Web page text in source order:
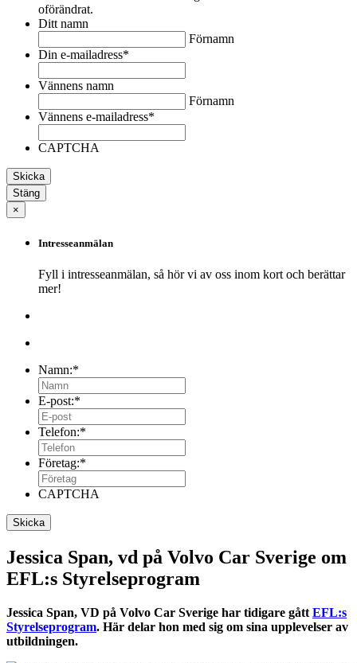
oförändrat.
Ditt namn
Förnamn
Din e-mailadress*
Vännens namn
Förnamn
Vännens e-mailadress*
CAPTCHA
Stäng
×
Intresseanmälan
Fyll i intresseanmälan, så hör vi av oss inom kort och berättar
mer!
Namn:*
E-post:*
Telefon:*
Företag:*
CAPTCHA
Jessica Span, vd på Volvo Car Sverige om
EFL:s Styrelseprogram
Jessica Span, VD på Volvo Car Sverige har tidigare gått EFL:s
Styrelseprogram. Här delar hon med sig om sina upplevelser av
utbildningen.